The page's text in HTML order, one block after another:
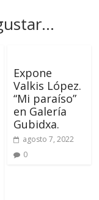
Expone
Valkis López.
“Mi paraíso”
en Galería
Gubidxa.
agosto 7, 2022
0